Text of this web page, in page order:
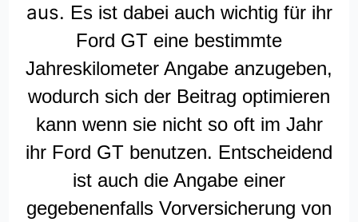
aus. Es ist dabei auch wichtig für ihr
Ford GT eine bestimmte
Jahreskilometer Angabe anzugeben,
wodurch sich der Beitrag optimieren
kann wenn sie nicht so oft im Jahr
ihr Ford GT benutzen. Entscheidend
ist auch die Angabe einer
gegebenenfalls Vorversicherung von